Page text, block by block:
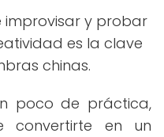
improvisar y probar
es la clave
chinas.
poco de práctica,
convertirte en un